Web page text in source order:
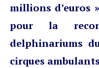
millions d’euros
pour la
delphinariums
cirques